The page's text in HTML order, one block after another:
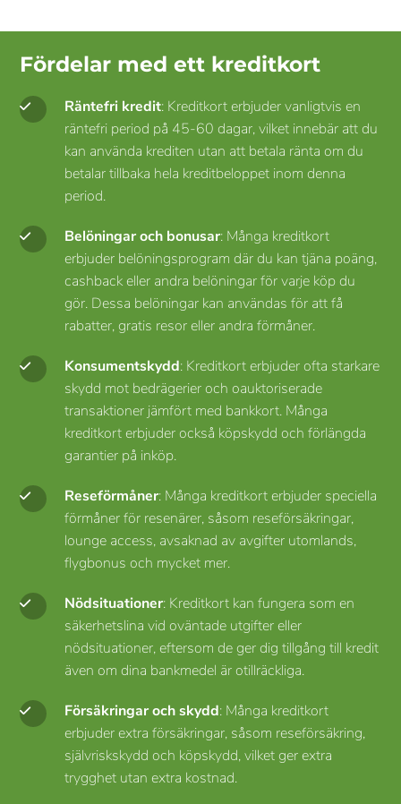
Fördelar med ett kreditkort
Räntefri kredit: Kreditkort erbjuder vanligtvis en
räntefri period på 45-60 dagar, vilket innebär att du
kan använda krediten utan att betala ränta om du
betalar tillbaka hela kreditbeloppet inom denna
period.
Belöningar och bonusar: Många kreditkort
erbjuder belöningsprogram där du kan tjäna poäng,
cashback eller andra belöningar för varje köp du
gör. Dessa belöningar kan användas för att få
rabatter, gratis resor eller andra förmåner.
Konsumentskydd: Kreditkort erbjuder ofta starkare
skydd mot bedrägerier och oauktoriserade
transaktioner jämfört med bankkort. Många
kreditkort erbjuder också köpskydd och förlängda
garantier på inköp.
Reseförmåner: Många kreditkort erbjuder speciella
förmåner för resenärer, såsom reseförsäkringar,
lounge access, avsaknad av avgifter utomlands,
flygbonus och mycket mer.
Nödsituationer: Kreditkort kan fungera som en
säkerhetslina vid oväntade utgifter eller
nödsituationer, eftersom de ger dig tillgång till kredit
även om dina bankmedel är otillräckliga.
Försäkringar och skydd: Många kreditkort
erbjuder extra försäkringar, såsom reseförsäkring,
självriskskydd och köpskydd, vilket ger extra
trygghet utan extra kostnad.